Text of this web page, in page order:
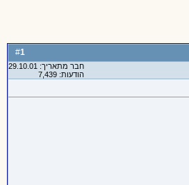
1
חבר מתאריך: 29.10.01
הודעות: 7,439